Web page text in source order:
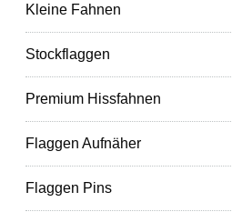
Kleine Fahnen
Stockflaggen
Premium Hissfahnen
Flaggen Aufnäher
Flaggen Pins